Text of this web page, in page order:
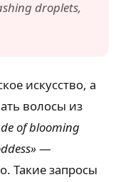
droplets,
искусство, а
волосы из
of blooming
—
Такие запросы